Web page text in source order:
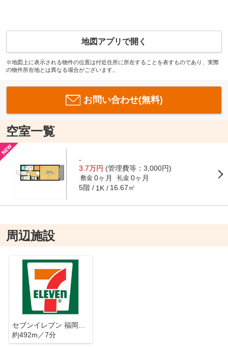
地図アプリで開く
※地図上に表示される物件の位置は付近住所に所在することを表すものであり、実際
の物件所在地とは異なる場合がございます。
お問い合わせ(無料)
空室一覧
-
3.7万円 (管理費等：3,000円)
敷金 0ヶ月 礼金 0ヶ月
5階 1K 16.67㎡
周辺施設
約492m／7分